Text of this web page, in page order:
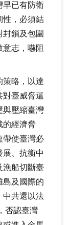
早已有防衛
性，必須結
鎖及包圍
志，嚇阻
策略，以達
對臺威脅還
與壓縮臺灣
的經濟脅
帶使臺灣必
展、抗衡中
漁船切斷臺
島及國際的
中共還以法
否認臺灣